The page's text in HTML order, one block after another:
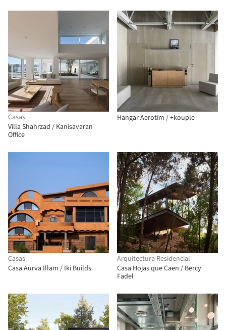
Casas
Villa Shahrzad / Kanisavaran
Office
Hangar Aerotim / +kouple
Casas
Casa Aurva Illam / Iki Builds
Arquitectura Residencial
Casa Hojas que Caen / Bercy
Fadel